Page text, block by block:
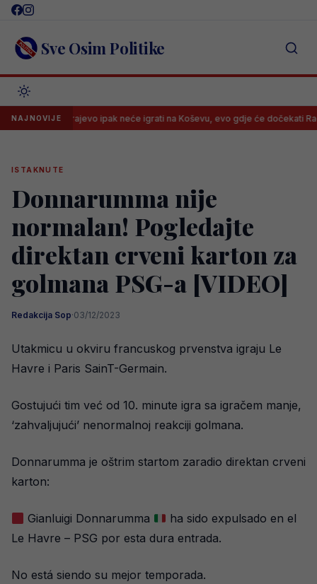
Skip
content Sve Osim Politike
NAJNOVIJE
Sarajevo ipak neće igrati na Koševu, evo gdje će dočekati Radnik
ISTAKNUTE
Donnarumma nije
normalan! Pogledajte
direktan crveni karton za
golmana PSG-a [VIDEO]
Redakcija Sop·03/12/2023
Utakmicu u okviru francuskog prvenstva igraju Le
Havre i Paris SainT-Germain.
Gostujući tim već od 10. minute igra sa igračem manje,
‘zahvaljujući’ nenormalnoj reakciji golmana.
Donnarumma je oštrim startom zaradio direktan crveni
karton:
Gianluigi Donnarumma
ha sido expulsado en el
Le Havre – PSG por esta dura entrada.
No está siendo su mejor temporada.